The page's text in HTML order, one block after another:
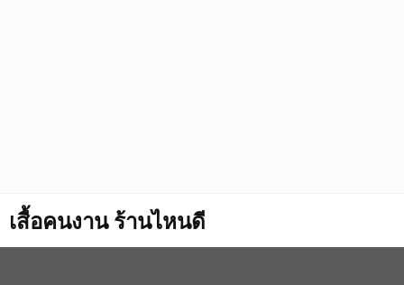
เสื้อคนงาน ร้านไหนดี